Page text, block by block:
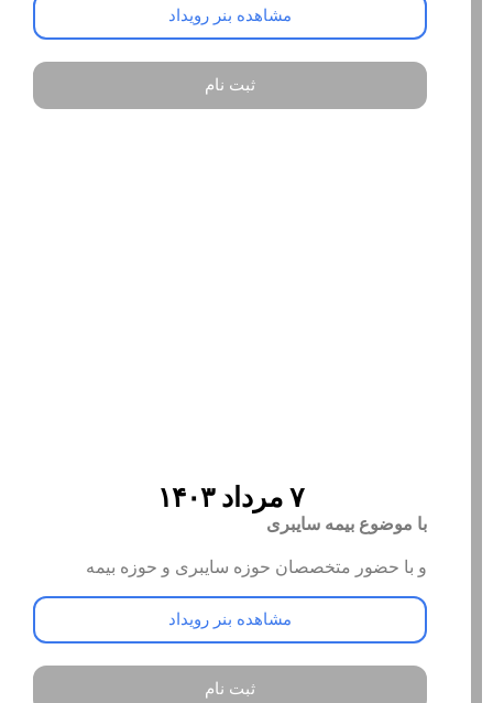
مشاهده بنر رویداد
ثبت نام
۷ مرداد ۱۴۰۳
با موضوع بیمه سایبری
و با حضور متخصصان حوزه سایبری و حوزه بیمه
مشاهده بنر رویداد
ثبت نام